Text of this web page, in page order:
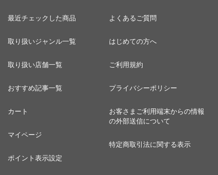
最近チェックした商品
取り扱いジャンル一覧
取り扱い店舗一覧
おすすめ記事一覧
カート
マイページ
ポイント表示設定
よくあるご質問
はじめての方へ
ご利用規約
プライバシーポリシー
お客さまご利用端末からの情報
の外部送信について
特定商取引法に関する表示